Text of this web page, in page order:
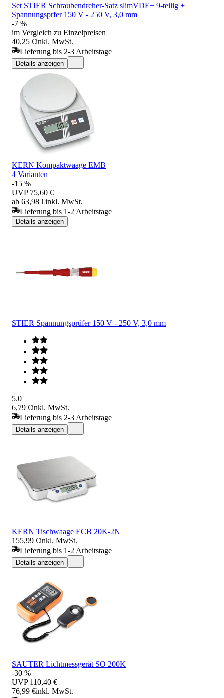
Set STIER Schraubendreher-Satz slimVDE+ 9-teilig +
Spannungsprfer 150 V - 250 V, 3,0 mm
-7 %
im Vergleich zu Einzelpreisen
40,25 €inkl. MwSt.
Lieferung bis 2-3 Arbeitstage
Details anzeigen
KERN Kompaktwaage EMB
4 Varianten
-15 %
UVP 75,60 €
ab 63,98 €inkl. MwSt.
Lieferung bis 1-2 Arbeitstage
Details anzeigen
STIER Spannungsprüfer 150 V - 250 V, 3,0 mm
5.0
6,79 €inkl. MwSt.
Lieferung bis 2-3 Arbeitstage
Details anzeigen
KERN Tischwaage ECB 20K-2N
155,99 €inkl. MwSt.
Lieferung bis 1-2 Arbeitstage
Details anzeigen
SAUTER Lichtmessgerät SO 200K
-30 %
UVP 110,40 €
76,99 €inkl. MwSt.